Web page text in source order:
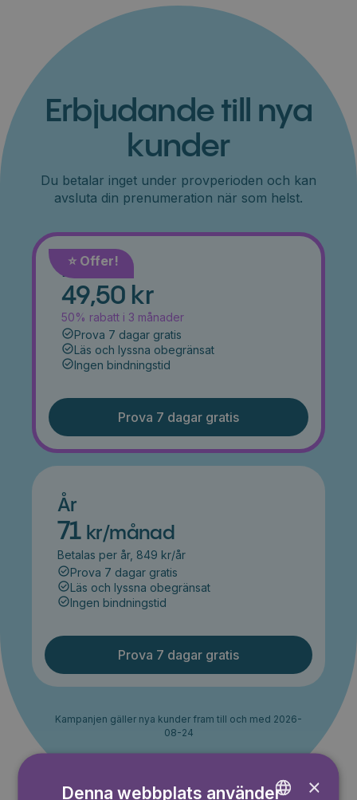
Erbjudande till nya
kunder
Du betalar inget under provperioden och kan
avsluta din prenumeration när som helst.
⭐️ Offer!
Månad
49,50 kr
50% rabatt i 3 månader
Prova 7 dagar gratis
Läs och lyssna obegränsat
Ingen bindningstid
Prova 7 dagar gratis
År
71 kr/månad
Betalas per år, 849 kr/år
Prova 7 dagar gratis
Läs och lyssna obegränsat
Ingen bindningstid
Prova 7 dagar gratis
Kampanjen gäller nya kunder fram till och med 2026-
08-24
×
Denna webbplats använder